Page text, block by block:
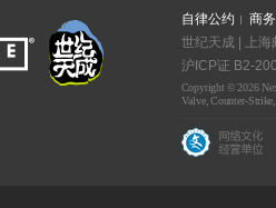
自律公约
商
世纪天成 | 上
沪ICP证 B2-
Copyright © 2026
Valve, Counter-